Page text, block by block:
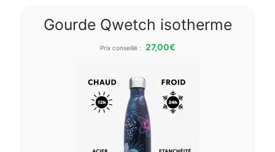
Gourde Qwetch isotherme
Prix conseillé : 27,00€